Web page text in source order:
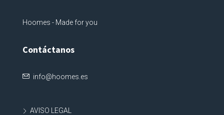
Hoomes - Made for you
Contáctanos
info@hoomes.es
AVISO LEGAL